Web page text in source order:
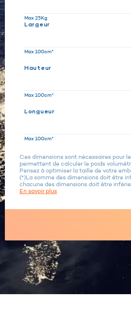
Max 25Kg
Largeur
Max 100cm*
Hauteur
Max 100cm*
Longueur
Max 100cm*
Ces dimensions sont nécessaires pour
permettent de calculer le poids
Pensez à optimiser la taille de votre
(*)La somme des dimensions doit être
chacune des dimensions doit être
En savoir plus